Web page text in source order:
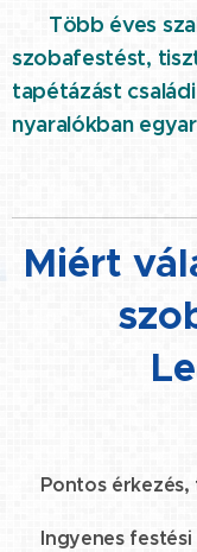
Több éves
szobafestést,
tapétázást
nyaralókban
Miért
☑️ Pontos
☑️ Ingyenes